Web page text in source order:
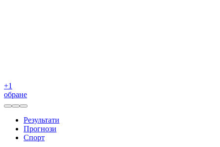
+1
обране
Результати
Прогнози
Спорт